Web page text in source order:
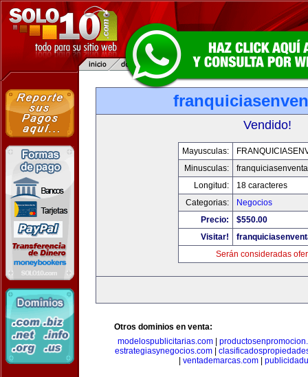
Vendido!
Mayusculas:
Minusculas:
Longitud:
18 caracteres
Categorias:
Negocios
Precio:
$550.00
Visitar!
Serán consideradas
Otros dominios en venta:
modelospublicitarias.com
estrategiasynegocios.com|
ventademarcas.com